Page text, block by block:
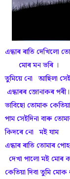
এন্ধাৰ ৰাতি দেখিলো
মোৰ মন ভৰি ।
তুমিয়ে নো আছিলা
এন্ধাৰৰ জোনাকৰ পৰী।
ভাবিছো তোমাক
পাম সেইদিনা বাৰু
কিদৰে নো মই যাম
এন্ধাৰ ৰাতি তোমাৰ
দেখা পালো মই মোৰ
কেতিয়া দিবা তুমি মোক